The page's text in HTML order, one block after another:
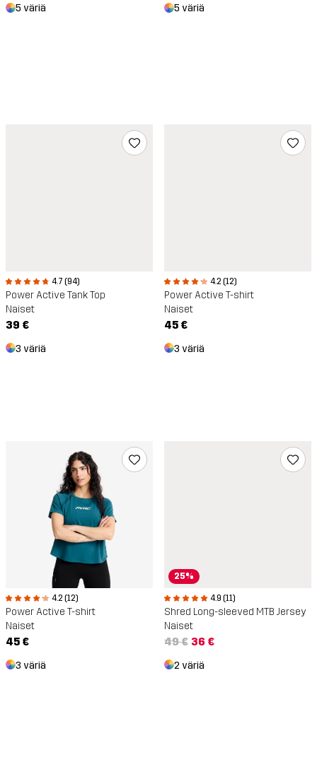
5 väriä 5 väriä
4.7 (94)
Power Active Tank Top
Naiset
39 €
3 väriä
4.2 (12)
Power Active T-shirt
Naiset
45 €
3 väriä
4.2 (12)
Power Active T-shirt
Naiset
45 €
3 väriä
25%
4.9 (11)
Shred Long-sleeved MTB Jersey
Naiset
49 € 36 €
2 väriä